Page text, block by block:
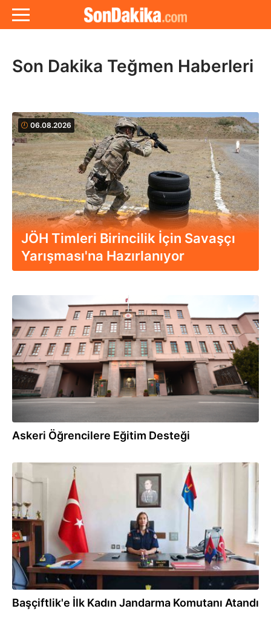
Son Dakika Teğmen Haberleri
06.08.2026
JÖH Timleri Birincilik İçin Savaşçı
Yarışması'na Hazırlanıyor
03.08.2026
Askeri Öğrencilere Eğitim Desteği
Başçiftlik'e İlk Kadın Jandarma Komutanı Atandı